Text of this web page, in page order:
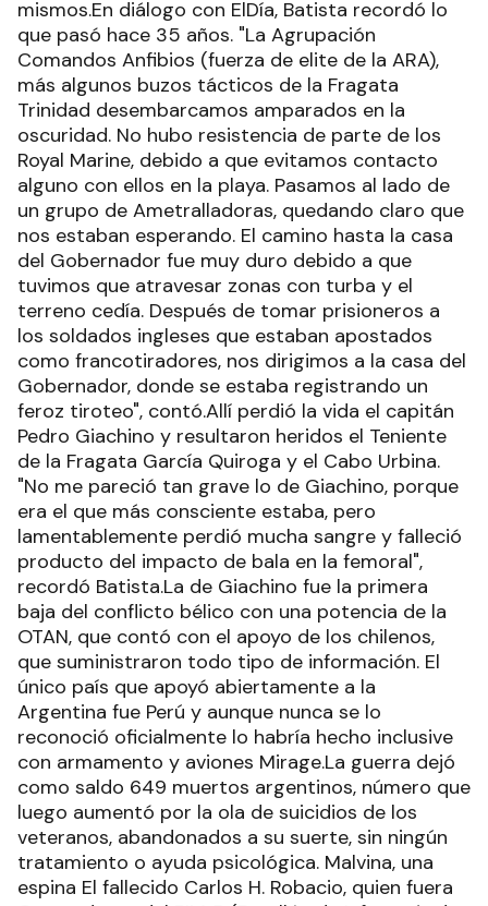
mismos.En diálogo con ElDía, Batista recordó lo
que pasó hace 35 años. "La Agrupación
Comandos Anfibios (fuerza de elite de la ARA),
más algunos buzos tácticos de la Fragata
Trinidad desembarcamos amparados en la
oscuridad. No hubo resistencia de parte de los
Royal Marine, debido a que evitamos contacto
alguno con ellos en la playa. Pasamos al lado de
un grupo de Ametralladoras, quedando claro que
nos estaban esperando. El camino hasta la casa
del Gobernador fue muy duro debido a que
tuvimos que atravesar zonas con turba y el
terreno cedía. Después de tomar prisioneros a
los soldados ingleses que estaban apostados
como francotiradores, nos dirigimos a la casa del
Gobernador, donde se estaba registrando un
feroz tiroteo", contó.Allí perdió la vida el capitán
Pedro Giachino y resultaron heridos el Teniente
de la Fragata García Quiroga y el Cabo Urbina.
"No me pareció tan grave lo de Giachino, porque
era el que más consciente estaba, pero
lamentablemente perdió mucha sangre y falleció
producto del impacto de bala en la femoral",
recordó Batista.La de Giachino fue la primera
baja del conflicto bélico con una potencia de la
OTAN, que contó con el apoyo de los chilenos,
que suministraron todo tipo de información. El
único país que apoyó abiertamente a la
Argentina fue Perú y aunque nunca se lo
reconoció oficialmente lo habría hecho inclusive
con armamento y aviones Mirage.La guerra dejó
como saldo 649 muertos argentinos, número que
luego aumentó por la ola de suicidios de los
veteranos, abandonados a su suerte, sin ningún
tratamiento o ayuda psicológica. Malvina, una
espina El fallecido Carlos H. Robacio, quien fuera